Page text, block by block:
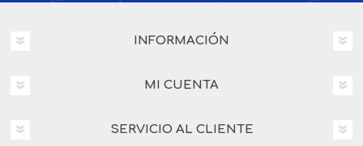
INFORMACIÓN
MI CUENTA
SERVICIO AL CLIENTE